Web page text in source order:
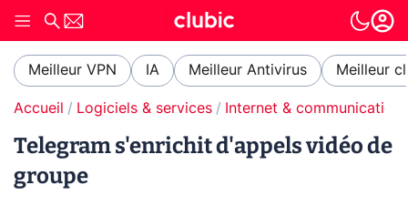
Meilleur VPN IA Meilleur Antivirus Meilleur
Accueil Logiciels & services Internet & communication
Telegram s'enrichit d'appels vidéo de
groupe